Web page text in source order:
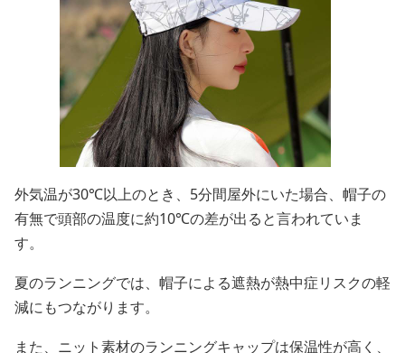
外気温が30℃以上のとき、5分間屋外にいた場合、帽子の
有無で頭部の温度に約10℃の差が出ると言われていま
す。
夏のランニングでは、帽子による遮熱が熱中症リスクの軽
減にもつながります。
また、ニット素材のランニングキャップは保温性が高く、